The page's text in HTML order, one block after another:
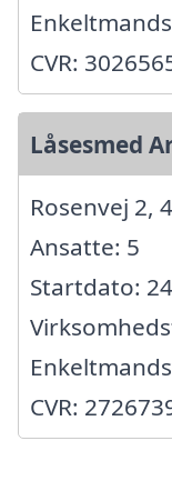
CVR:
Låsesmed
Rosenvej 2,
Ansatte: 5
Startdato:
CVR: